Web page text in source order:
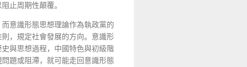
止周期性顛覆。
意識形態思想理論作為執政黨的
，規定社會發展的方向。意識形
與思想過程，中國特色與初級階
題或阻滯，就可能走回意識形態